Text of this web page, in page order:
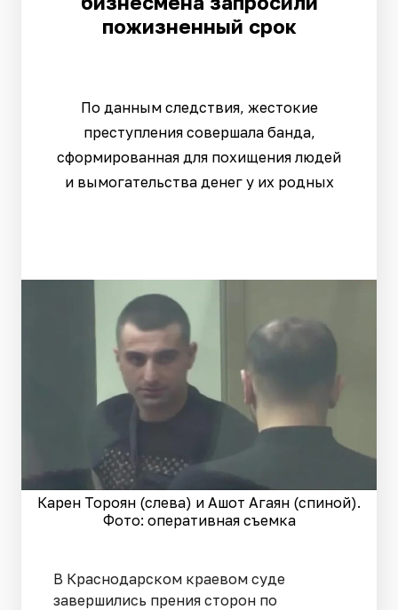
пожизненный срок
По данным следствия, жестокие
преступления совершала банда,
сформированная для похищения людей
и вымогательства денег у их родных
Карен Тороян (слева) и Ашот Агаян (спиной).
Фото: оперативная съемка
В Краснодарском краевом суде
завершились прения сторон по